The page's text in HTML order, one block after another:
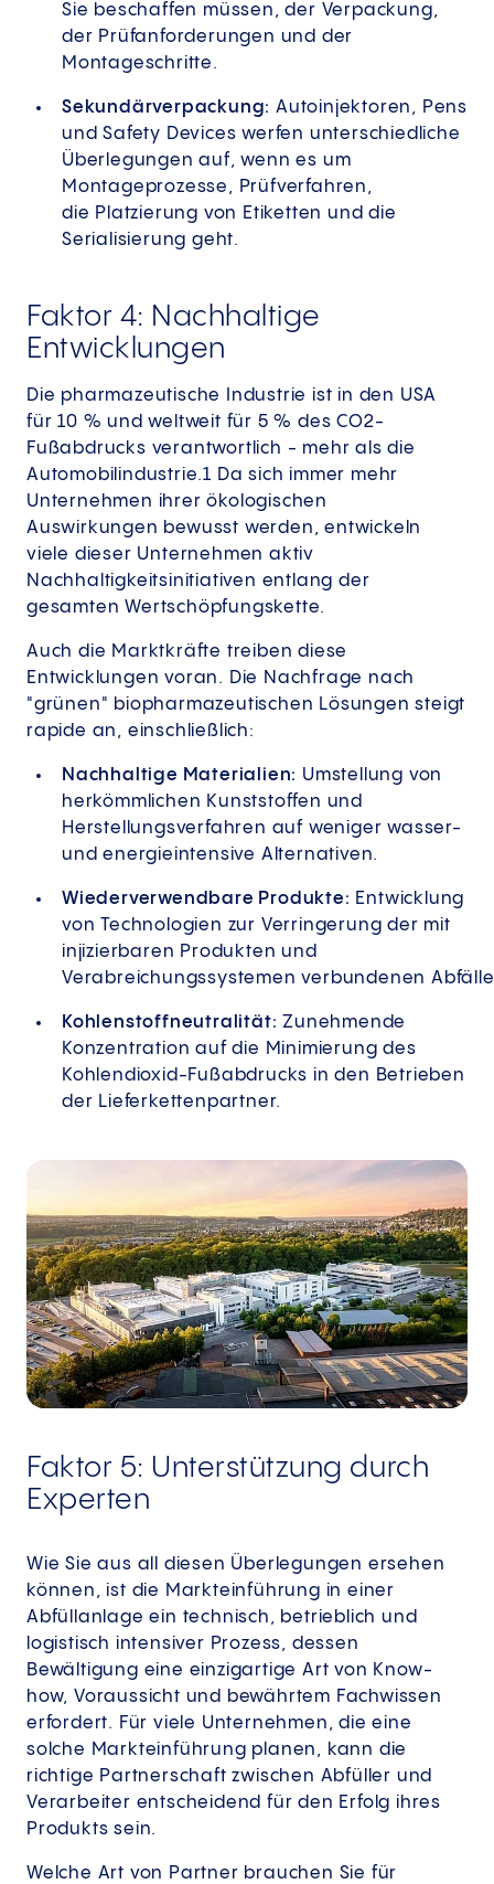
Sie beschaffen müssen, der Verpackung,
der Prüfanforderungen und der
Montageschritte.
Sekundärverpackung: Autoinjektoren, Pens
und Safety Devices werfen unterschiedliche
Überlegungen auf, wenn es um
Montageprozesse, Prüfverfahren,
die Platzierung von Etiketten und die
Serialisierung geht.
Faktor 4: Nachhaltige
Entwicklungen
Die pharmazeutische Industrie ist in den USA
für 10 % und weltweit für 5 % des CO2-
Fußabdrucks verantwortlich - mehr als die
Automobilindustrie.1 Da sich immer mehr
Unternehmen ihrer ökologischen
Auswirkungen bewusst werden, entwickeln
viele dieser Unternehmen aktiv
Nachhaltigkeitsinitiativen entlang der
gesamten Wertschöpfungskette.
Auch die Marktkräfte treiben diese
Entwicklungen voran. Die Nachfrage nach
"grünen" biopharmazeutischen Lösungen steigt
rapide an, einschließlich:
Nachhaltige Materialien: Umstellung von
herkömmlichen Kunststoffen und
Herstellungsverfahren auf weniger wasser-
und energieintensive Alternativen.
Wiederverwendbare Produkte: Entwicklung
von Technologien zur Verringerung der mit
injizierbaren Produkten und
Verabreichungssystemen verbundenen
Kohlenstoffneutralität: Zunehmende
Konzentration auf die Minimierung des
Kohlendioxid-Fußabdrucks in den Betrieben
der Lieferkettenpartner.
Faktor 5: Unterstützung durch
Experten
Wie Sie aus all diesen Überlegungen ersehen
können, ist die Markteinführung in einer
Abfüllanlage ein technisch, betrieblich und
logistisch intensiver Prozess, dessen
Bewältigung eine einzigartige Art von Know-
how, Voraussicht und bewährtem Fachwissen
erfordert. Für viele Unternehmen, die eine
solche Markteinführung planen, kann die
richtige Partnerschaft zwischen Abfüller und
Verarbeiter entscheidend für den Erfolg ihres
Produkts sein.
Welche Art von Partner brauchen Sie für